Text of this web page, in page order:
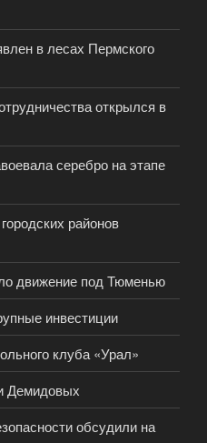
в лесах Пермского
открылся в
серебро на этапе
районов
движение под Тюменью
инвестиции
клуба «Урал»
Демидовых
обсудили на